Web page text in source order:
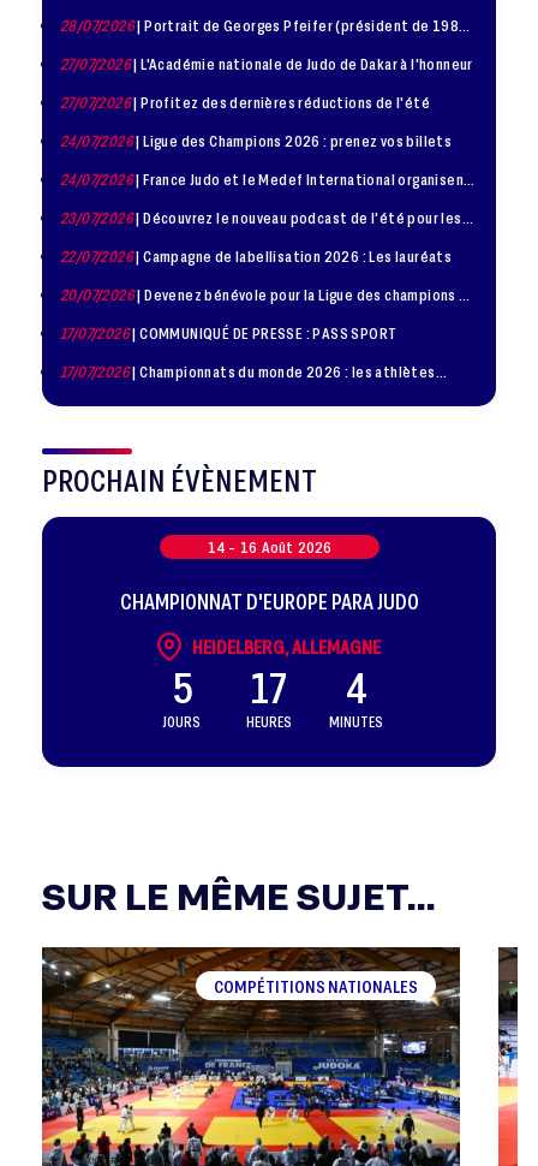
28/07/2026| Portrait de Georges Pfeifer (président de 1981
27/07/2026| L'Académie nationale de Judo de Dakar à l'honneur
27/07/2026| Profitez des dernières réductions de l'été
24/07/2026| Ligue des Champions 2026 : prenez vos billets
24/07/2026| France Judo et le Medef International organisent
23/07/2026| Découvrez le nouveau podcast de l'été pour les
22/07/2026| Campagne de labellisation 2026 : Les lauréats
20/07/2026| Devenez bénévole pour la Ligue des champions de
17/07/2026| COMMUNIQUÉ DE PRESSE : PASS SPORT
17/07/2026| Championnats du monde 2026 : les athlètes
PROCHAIN ÉVÈNEMENT
14 - 16 Août 2026
CHAMPIONNAT D'EUROPE PARA JUDO
HEIDELBERG, ALLEMAGNE
5
JOURS
17
HEURES
4
MINUTES
SUR LE MÊME SUJET...
COMPÉTITIONS NATIONALES